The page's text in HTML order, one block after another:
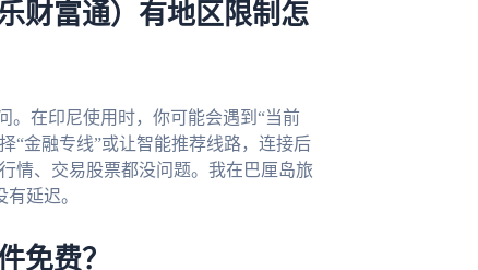
财富通）有地区限制怎
。在印尼使用时，你可能会遇到“当前
“金融专线”或让智能推荐线路，连接后
情、交易股票都没问题。我在巴厘岛旅
延迟。
免费？